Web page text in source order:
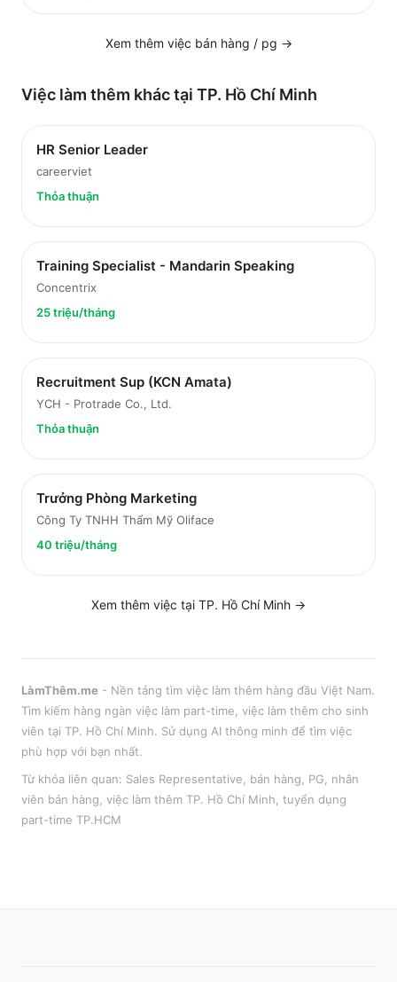
Xem thêm việc bán hàng / pg →
Việc làm thêm khác tại TP. Hồ Chí Minh
HR Senior Leader
careerviet
Thỏa thuận
Training Specialist - Mandarin Speaking
Concentrix
25 triệu/tháng
Recruitment Sup (KCN Amata)
YCH - Protrade Co., Ltd.
Thỏa thuận
Trưởng Phòng Marketing
Công Ty TNHH Thẩm Mỹ Oliface
40 triệu/tháng
Xem thêm việc tại TP. Hồ Chí Minh →
LàmThêm.me - Nền tảng tìm việc làm thêm hàng đầu Việt Nam.
Tìm kiếm hàng ngàn việc làm part-time, việc làm thêm cho sinh
viên tại TP. Hồ Chí Minh. Sử dụng AI thông minh để tìm việc
phù hợp với bạn nhất.
Từ khóa liên quan: Sales Representative
bán hàng, PG, nhân
viên bán hàng , việc làm thêm TP. Hồ Chí Minh , tuyển dụng
part-time TP.HCM